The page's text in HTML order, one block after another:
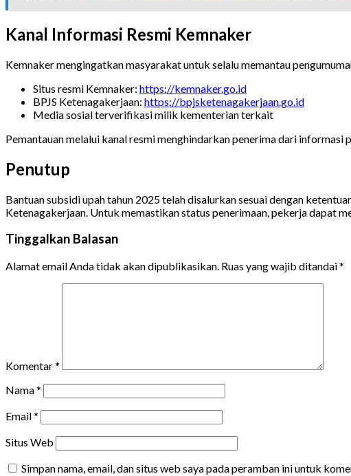
Kanal Informasi Resmi Kemnaker
Kemnaker mengingatkan masyarakat untuk selalu memantau
Situs resmi Kemnaker: https://kemnaker.go.id
BPJS Ketenagakerjaan: https://bpjsketenagakerjaan.go.id
Media sosial terverifikasi milik kementerian terkait
Pemantauan melalui kanal resmi menghindarkan penerima dari
Penutup
Bantuan subsidi upah tahun 2025 telah disalurkan sesuai dengan
Ketenagakerjaan. Untuk memastikan status penerimaan, pekerja dapat
Tinggalkan Balasan
Alamat email Anda tidak akan dipublikasikan. Ruas yang wajib ditandai*
Komentar*
Nama*
Email*
Situs Web
Simpan nama, email, dan situs web saya pada peramban ini untuk